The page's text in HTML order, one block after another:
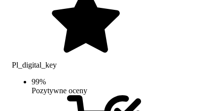
Pl_digital_key
99%
Pozytywne oceny